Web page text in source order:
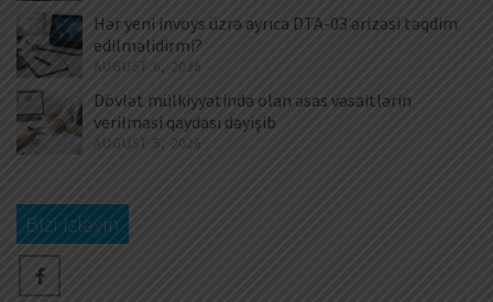
Hər yeni invoys üzrə ayrıca DTA-03 ərizəsi təqdim
edilməlidirmi?
AUGUST 6, 2026
Dövlət mülkiyyətində olan əsas vəsaitlərin
verilməsi qaydası dəyişib
AUGUST 5, 2026
Bizi izləyin